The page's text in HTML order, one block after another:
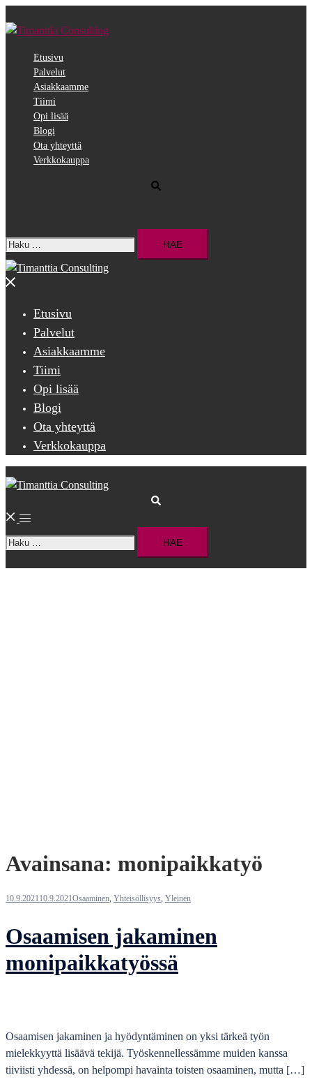
pääsisältöön
Etusivu
Palvelut
Asiakkaamme
Tiimi
Opi lisää
Blogi
Ota yhteyttä
Verkkokauppa
Haku:
Close
Etusivu
Palvelut
Asiakkaamme
Tiimi
Opi lisää
Blogi
Ota yhteyttä
Verkkokauppa
Toggle
menu
Haku:
Avainsana: monipaikkatyö
10.9.202110.9.2021Osaaminen, Yhteisöllisyys, Yleinen
Osaamisen jakaminen
monipaikkatyössä
Osaamisen jakaminen ja hyödyntäminen on yksi tärkeä työn
mielekkyyttä lisäävä tekijä. Työskennellessämme muiden kanssa
tiiviisti yhdessä, on helpompi havainta toisten osaaminen, mutta […]